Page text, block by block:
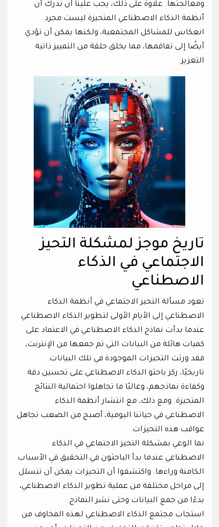
ومعالجتها. علاوة على ذلك، يجب علينا أن ندرك أن
أنظمة الذكاء الاصطناعي المتحيزة ليست مجرد
انعكاس للمشاكل المجتمعية، ولكنها يمكن أن تؤدي
أيضًا إلى تفاقمها، مما يخلق حلقة من التمييز ذاتية
التعزيز.
تاريخ موجز لمشكلة التحيز
الاجتماعي في الذكاء
الاصطناعي
تعود مسألة التحيز الاجتماعي في أنظمة الذكاء
الاصطناعي إلى الأيام الأولى لتطوير الذكاء الاصطناعي.
عندما بدأت نماذج الذكاء الاصطناعي في الاعتماد على
كميات هائلة من البيانات التي تم جمعها من الإنترنت،
فقد ورثت التحيزات الموجودة في تلك البيانات.
تاريخيًا، ركز باحثو الذكاء الاصطناعي على تحسين دقة
وكفاءة نماذجهم، وغالبًا ما تجاهلوا احتمالية النتائج
المتحيزة. ومع ذلك، مع انتشار أنظمة الذكاء
الاصطناعي في حياتنا اليومية، أصبح من الصعب تجاهل
عواقب هذه التحيزات.
نما الوعي بمشكلة التحيز الاجتماعي في الذكاء
الاصطناعي عندما بدأ الباحثون في التحقيق في الأسباب
الكامنة وراءها. واكتشفوا أن التحيزات يمكن أن تتسلل
إلى مراحل مختلفة من عملية تطوير الذكاء الاصطناعي،
بدءًا من جمع البيانات وحتى نشر النماذج.
استجاب مجتمع الذكاء الاصطناعي لهذه المخاوف من